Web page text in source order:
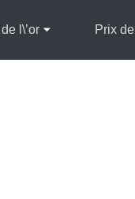
l\’or Prix